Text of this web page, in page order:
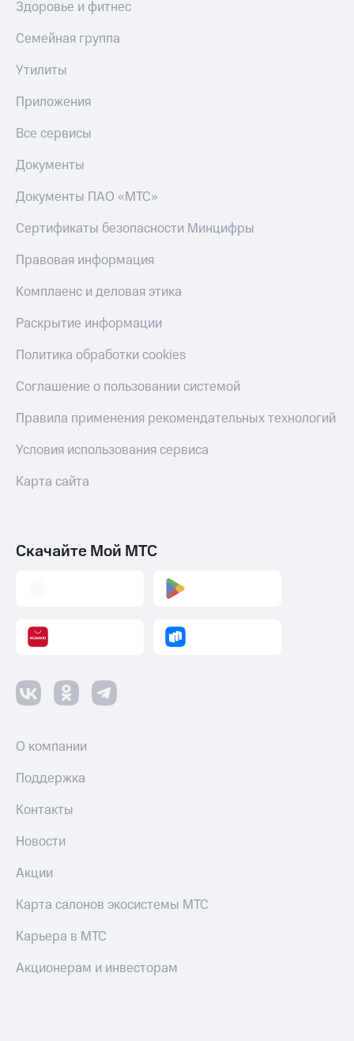
Здоровье и фитнес
Семейная группа
Утилиты
Приложения
Все сервисы
Документы
Документы ПАО «МТС»
Сертификаты безопасности Минцифры
Правовая информация
Комплаенс и деловая этика
Раскрытие информации
Политика обработки cookies
Соглашение о пользовании системой
Правила применения рекомендательных технологий
Условия использования сервиса
Карта сайта
Скачайте Мой МТС
О компании
Поддержка
Контакты
Новости
Акции
Карта салонов экосистемы МТС
Карьера в МТС
Акционерам и инвесторам